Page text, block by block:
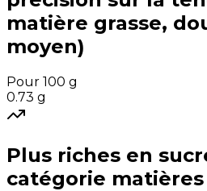
matière grasse,
moyen)
Pour 100 g
0.73 g
Plus riches en
catégorie